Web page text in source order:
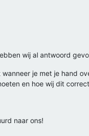
wij al antwoord
je met je hand
en hoe wij dit
naar ons!